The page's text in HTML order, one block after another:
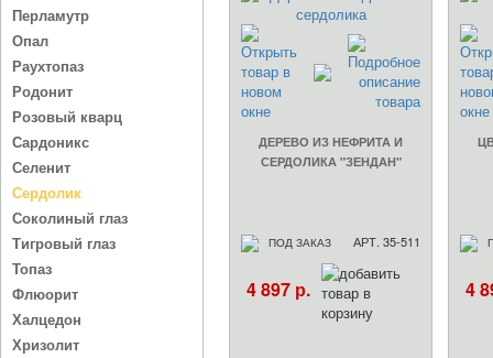
Перламутр
Опал
Раухтопаз
Родонит
Розовый кварц
Сардоникс
Селенит
Сердолик
Соколиный глаз
Тигровый глаз
Топаз
Флюорит
Халцедон
Хризолит
ДЕРЕВО ИЗ НЕФРИТА И
СЕРДОЛИКА "ЗЕНДАН"
ПОД ЗАКАЗ АРТ. 35-511
4 897 р. 4